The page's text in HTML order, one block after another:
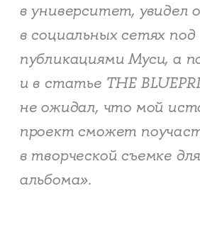
в университет, увидел
в социальных сетях под
публикациями Муси, а
и в статье THE
не ожидал, что мой
проект сможет
в творческой съемке
альбома».